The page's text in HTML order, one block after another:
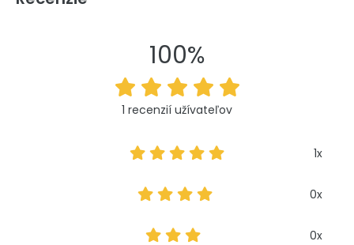
100%
1 recenzií užívateľov
1x
0x
0x